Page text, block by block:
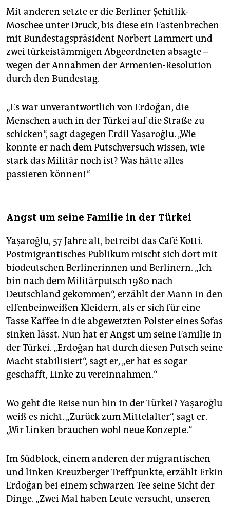
Mit anderen setzte er die Berliner Şehitlik-
Moschee unter Druck, bis diese ein Fastenbrechen
mit Bundestagspräsident Norbert Lammert und
zwei türkeistämmigen Abgeordneten absagte –
wegen der Annahmen der Armenien-Resolution
durch den Bundestag.
„Es war unverantwortlich von Erdoğan, die
Menschen auch in der Türkei auf die Straße zu
schicken“, sagt dagegen Erdil Yaşaroğlu. „Wie
konnte er nach dem Putschversuch wissen, wie
stark das Militär noch ist? Was hätte alles
passieren können!“
Angst um seine Familie in der Türkei
Yaşaroğlu, 57 Jahre alt, betreibt das Café Kotti.
Postmigrantisches Publikum mischt sich dort mit
biodeutschen Berlinerinnen und Berlinern. „Ich
bin nach dem Militärputsch 1980 nach
Deutschland gekommen“, erzählt der Mann in den
elfenbeinweißen Kleidern, als er sich für eine
Tasse Kaffee in die abgewetzten Polster eines Sofas
sinken lässt. Nun hat er Angst um seine Familie in
der Türkei. „Erdoğan hat durch diesen Putsch seine
Macht stabilisiert“, sagt er, „er hat es sogar
geschafft, Linke zu vereinnahmen.“
Wo geht die Reise nun hin in der Türkei? Yaşaroğlu
weiß es nicht. „Zurück zum Mittelalter“, sagt er.
„Wir Linken brauchen wohl neue Konzepte.“
Im Südblock, einem anderen der migrantischen
und linken Kreuzberger Treffpunkte, erzählt Erkin
Erdoğan bei einem schwarzen Tee seine Sicht der
Dinge. „Zwei Mal haben Leute versucht, unseren